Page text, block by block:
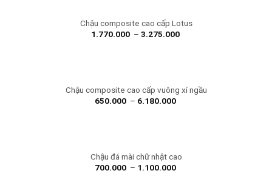
Chậu composite cao cấp Lotus
1.770.000 – 3.275.000
Chậu composite cao cấp vuông xí ngầu
650.000 – 6.180.000
Chậu đá mài chữ nhật cao
700.000 – 1.100.000